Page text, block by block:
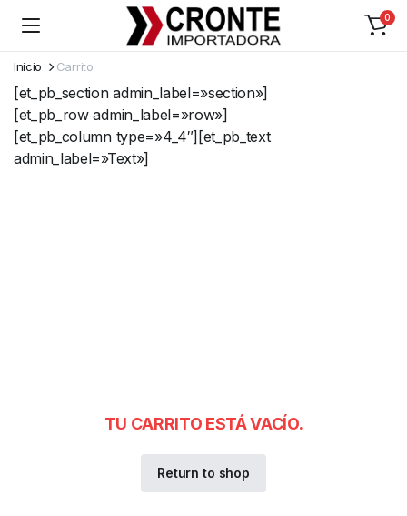
0
Inicio Carrito
[et_pb_section admin_label=»section»]
[et_pb_row admin_label=»row»]
[et_pb_column type=»4_4″][et_pb_text
admin_label=»Text»]
TU CARRITO ESTÁ VACÍO.
Return to shop